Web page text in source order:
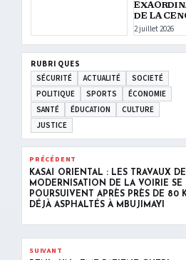
DE LA
2 juillet 2026
RUBRIQUES
SÉCURITÉ
ACTUALITÉ
SOCIETÉ
POLITIQUE
SPORTS
ÉCONOMIE
SANTÉ
ÉDUCATION
CULTURE
JUSTICE
PRÉCÉDENT
KASAÏ ORIENTAL : LES TRAVAUX DE
MODERNISATION DE LA VOIRIE SE
POURSUIVENT APRÈS PRÈS DE 80
DÉJÀ ASPHALTÉS À MBUJIMAYI
SUIVANT